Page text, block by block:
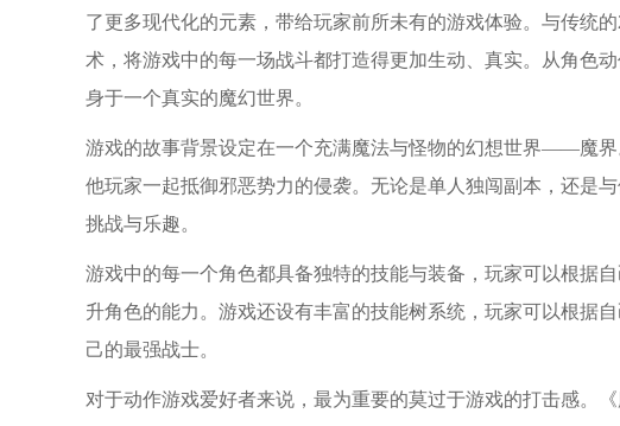
了更多现代化的元素，带给玩家前所未有的游戏体验。与传统
术，将游戏中的每一场战斗都打造得更加生动、真实。从角色
身于一个真实的魔幻世界。
游戏的故事背景设定在一个充满魔法与怪物的幻想世界——魔
他玩家一起抵御邪恶势力的侵袭。无论是单人独闯副本，还是
挑战与乐趣。
游戏中的每一个角色都具备独特的技能与装备，玩家可以根据
升角色的能力。游戏还设有丰富的技能树系统，玩家可以根据
己的最强战士。
对于动作游戏爱好者来说，最为重要的莫过于游戏的打击感。